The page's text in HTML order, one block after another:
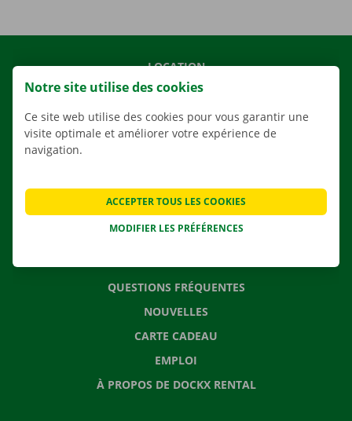
LOCATION
NOS VÉHICULES
NOS SERVICES
AGENCES
SOLUTIONS DE DÉMÉNAGEMENT
QUESTIONS FRÉQUENTES
NOUVELLES
CARTE CADEAU
EMPLOI
À PROPOS DE DOCKX RENTAL
Notre site utilise des cookies
Ce site web utilise des cookies pour vous garantir une
visite optimale et améliorer votre expérience de
navigation.
MODIFIER LES PRÉFÉRENCES
ACCEPTER TOUS LES COOKIES